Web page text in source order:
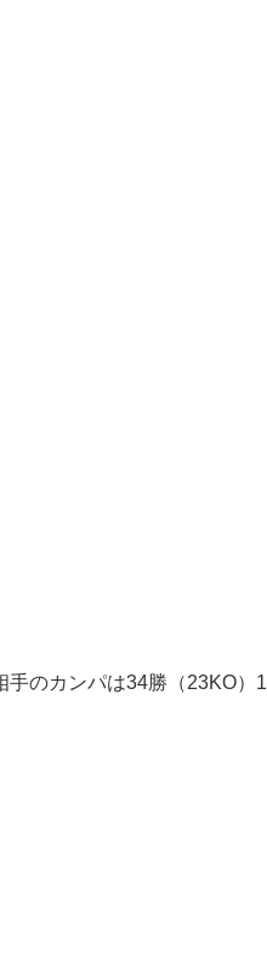
手のカンパは34勝（23KO）1